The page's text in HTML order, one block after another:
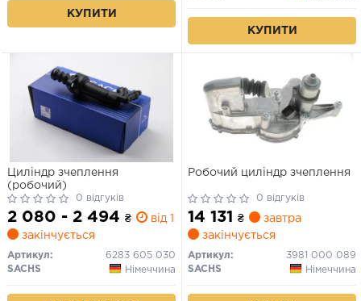
КУПИТИ
КУПИТИ
Циліндр зчеплення
(робочий)
0 відгуків
2 080 - 2 494 ₴
від 1 дн.
закінчується
Артикул:
6283 605 030
SACHS
Німеччина
Робочий циліндр зчеплення
0 відгуків
14 131 ₴
завтра
закінчується
Артикул:
3981 000 089
SACHS
Німеччина